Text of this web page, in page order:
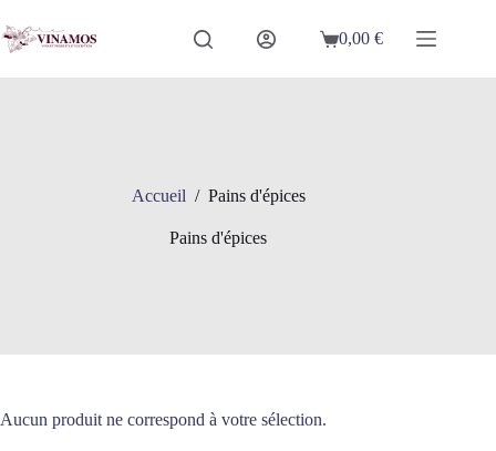
au
contenu
Panier
0,00€
Accueil / Pains d'épices
Pains d'épices
Aucun produit ne correspond à votre sélection.